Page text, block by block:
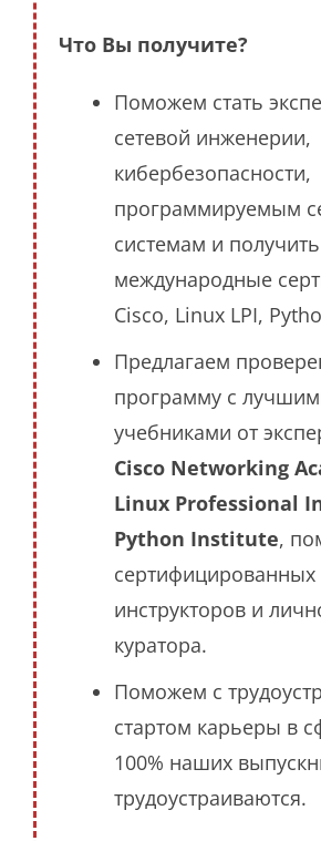
Что Вы получите?
Поможем стать
сетевой инженерии,
кибербезопасности,
программируемым
системам и получить
международные
Cisco, Linux LPI,
Предлагаем
программу с
учебниками от
Cisco Networking
Linux Professional
Python Institute,
сертифицированных
инструкторов и
куратора.
Поможем с
стартом карьеры в
100% наших
трудоустраиваются.